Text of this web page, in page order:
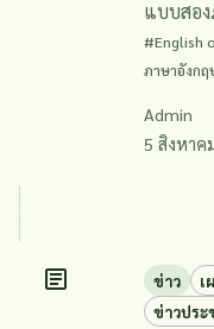
แบบสอ
และทัก
มาตรฐา
#English
ภาษาอังกฤ
Admin
5 สิงหาค
ข่าว เ
ข่าวปร